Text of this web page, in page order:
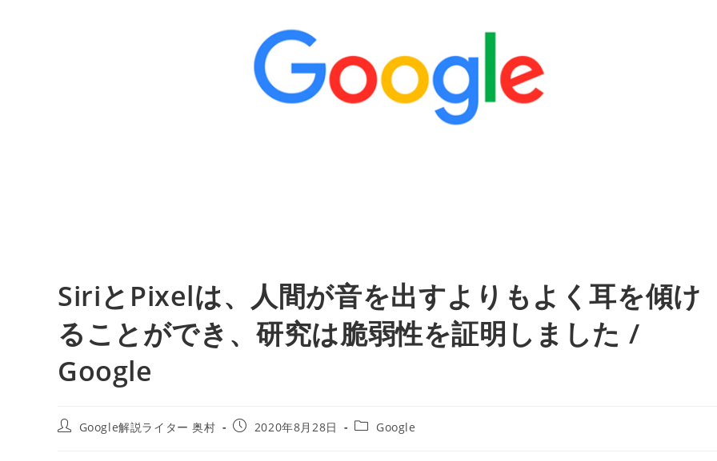
SiriとPixelは、人間が音を出すよりもよく耳を傾け
ることができ、研究は脆弱性を証明しました /
Google
投
Google解説ライター 奥村
投
2020年8月28日
投
Google